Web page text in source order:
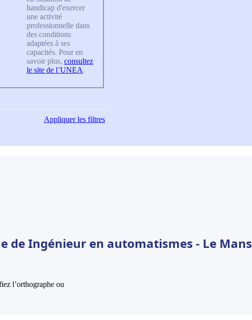
handicap d'exercer
une activité
professionnelle dans
des conditions
adaptées à ses
capacités. Pour en
savoir plus, consultez
le site de l’UNEA.
Appliquerles filtres
de Ingénieur en automatismes - Le Mans
l’orthographe ou